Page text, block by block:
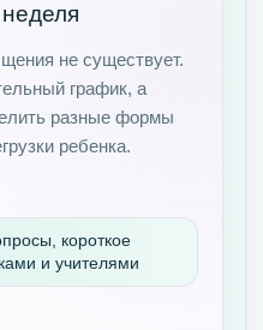
не существует.
график, а
разные формы
ребенка.
короткое
и учителями